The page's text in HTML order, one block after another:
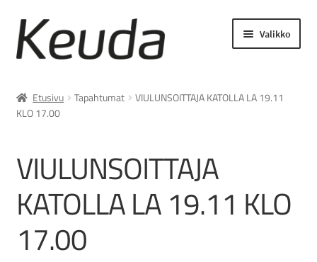
Siirry
navigointiin
Siirry
sisältöön
Valikko
Lukuvuosimaksut
Opiskelijamaksut
tason
valikko
Asiakasmaksut
Keudan verkkokauppa
Etusivu Tapahtumat
VIULUNSOITTAJA KATOLLA LA 19.11
KLO 17.00
VIULUNSOITTAJA
KATOLLA LA 19.11 KLO
17.00